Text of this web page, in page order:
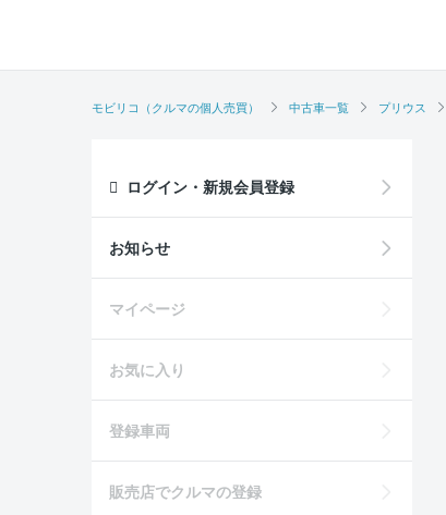
モビリコ（クルマの個人売買） 中古車一覧 プリウス
ログイン・新規会員登録
お知らせ
マイページ
お気に入り
登録車両
販売店でクルマの登録